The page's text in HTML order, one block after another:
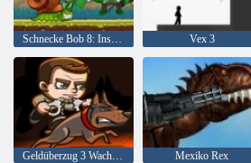
Vex 3
Mexiko Rex